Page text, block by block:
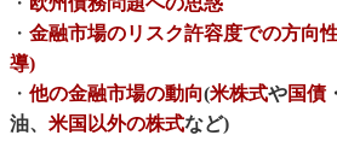
・ 金融市場のリスク許容度での方向
導)
・ 他の金融市場の動向(米株式や国債・
油、 米国以外の株式など)